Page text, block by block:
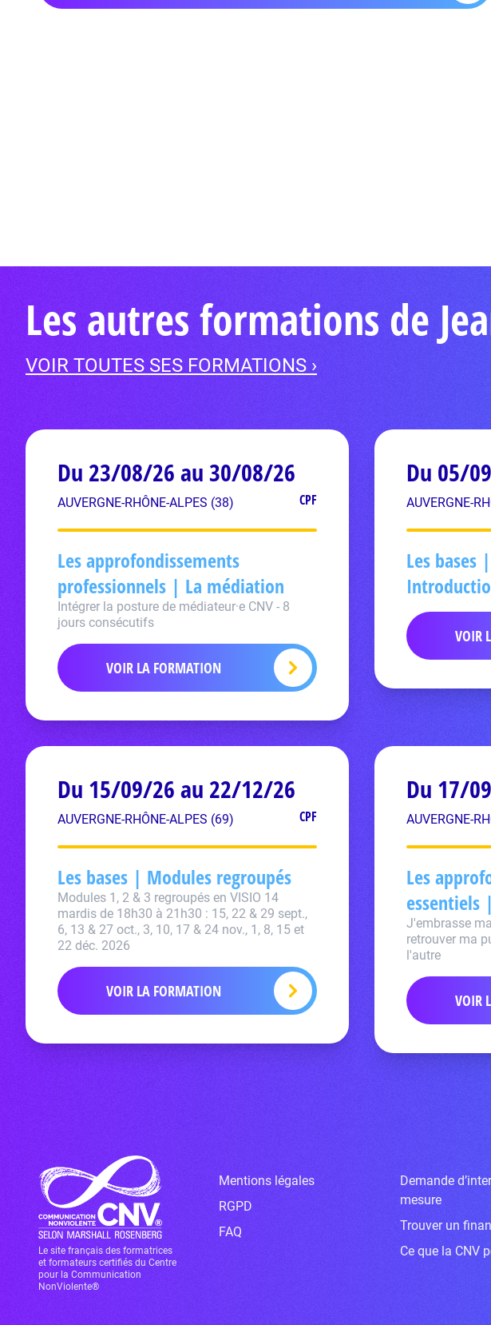
Les autres formations de
VOIR TOUTES SES FORMATIONS ›
Du 23/08/26 au 30/08/26
AUVERGNE-RHÔNE-ALPES (38) CPF
Les approfondissements
professionnels | La médiation
Intégrer la posture de médiateur·e CNV - 8
jours consécutifs
VOIR LA FORMATION
Du 05/
AUVERGNE-
Les bases
VOIR
Du 15/09/26 au 22/12/26
AUVERGNE-RHÔNE-ALPES (69) CPF
Les bases | Modules regroupés
Modules 1, 2 & 3 regroupés en VISIO 14
mardis de 18h30 à 21h30 : 15, 22 & 29 sept.,
6, 13 & 27 oct., 3, 10, 17 & 24 nov., 1, 8, 15 et
22 déc. 2026
VOIR LA FORMATION
Du 17/
AUVERGNE-
Les
essentiels
J'embrasse
retrouver ma
l'autre
VOIR
Le site français des formatrices
et formateurs certifiés du Centre
pour la Communication
NonViolente®
Mentions légales
RGPD
FAQ
Demande
mesure
Trouver un
Ce que la CNV